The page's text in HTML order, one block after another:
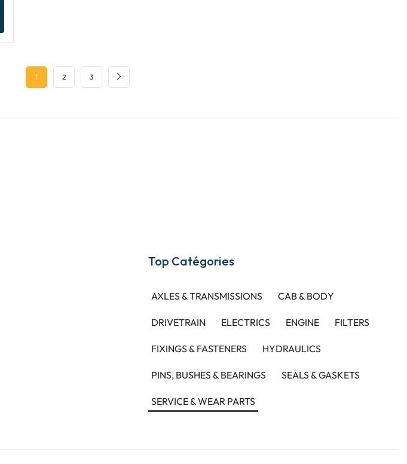
1 2 3
Top Catégories
AXLES & TRANSMISSIONS CAB & BODY
DRIVETRAIN ELECTRICS ENGINE FILTERS
FIXINGS & FASTENERS HYDRAULICS
PINS, BUSHES & BEARINGS SEALS & GASKETS
SERVICE & WEAR PARTS